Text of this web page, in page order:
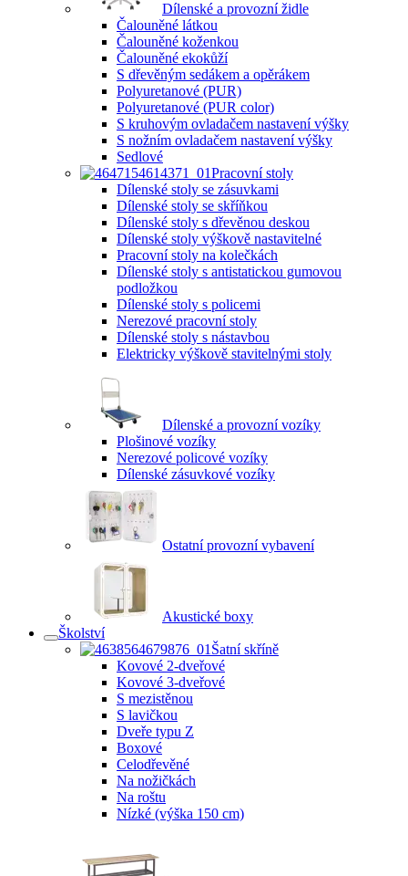
Dílenské a provozní židle
Čalouněné látkou
Čalouněné koženkou
Čalouněné ekokůží
S dřevěným sedákem a opěrákem
Polyuretanové (PUR)
Polyuretanové (PUR color)
S kruhovým ovladačem nastavení výšky
S nožním ovladačem nastavení výšky
Sedlové
Pracovní stoly
Dílenské stoly se zásuvkami
Dílenské stoly se skříňkou
Dílenské stoly s dřevěnou deskou
Dílenské stoly výškově nastavitelné
Pracovní stoly na kolečkách
Dílenské stoly s antistatickou gumovou
podložkou
Dílenské stoly s policemi
Nerezové pracovní stoly
Dílenské stoly s nástavbou
Elektricky výškově stavitelnými stoly
Dílenské a provozní vozíky
Plošinové vozíky
Nerezové policové vozíky
Dílenské zásuvkové vozíky
Ostatní provozní vybavení
Akustické boxy
Školství
Šatní skříně
Kovové 2-dveřové
Kovové 3-dveřové
S mezistěnou
S lavičkou
Dveře typu Z
Boxové
Celodřevěné
Na nožičkách
Na roštu
Nízké (výška 150 cm)